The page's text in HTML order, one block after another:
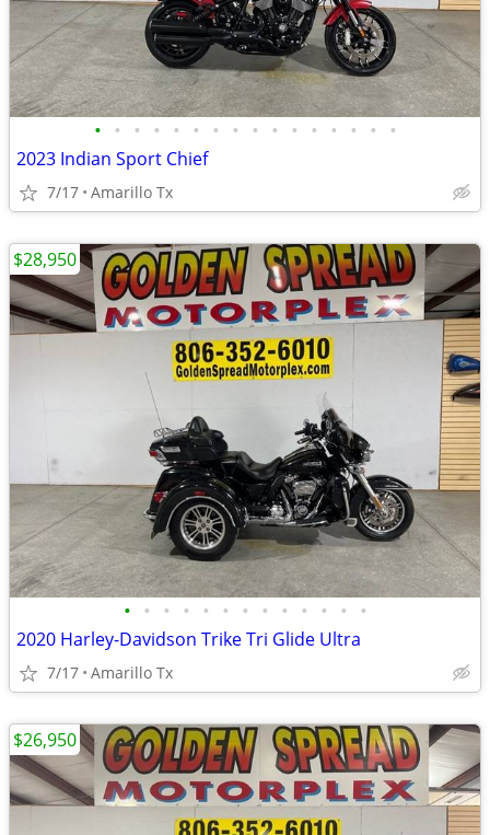
• • • • • • • • • • • • • • • •
2023 Indian Sport Chief
7/17 Amarillo Tx
• • • • • • • • • • • • •
2020 Harley-Davidson Trike Tri Glide Ultra
7/17 Amarillo Tx
$28,950
$26,950